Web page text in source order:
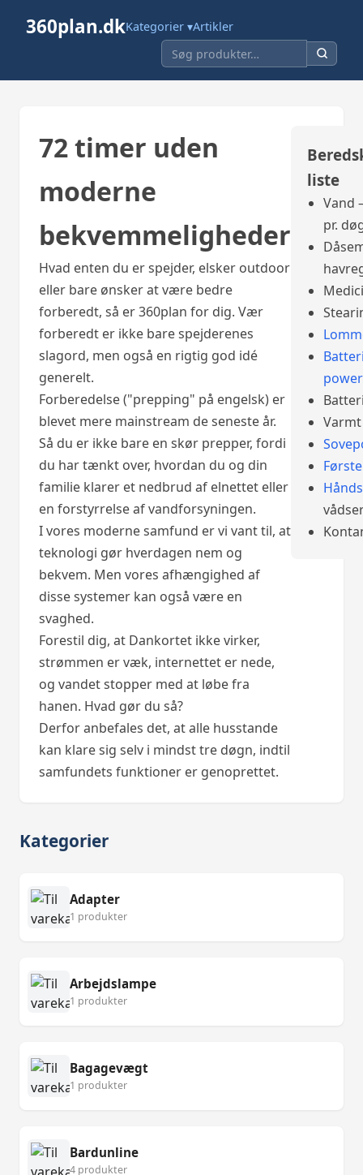
360plan.dkKategorier ▾Artikler
72 timer uden
moderne
bekvemmeligheder
Hvad enten du er spejder, elsker outdoor
eller bare ønsker at være bedre
forberedt, så er 360plan for dig. Vær
forberedt er ikke bare spejderenes
slagord, men også en rigtig god idé
generelt.
Forberedelse ("prepping" på engelsk) er
blevet mere mainstream de seneste år.
Så du er ikke bare en skør prepper, fordi
du har tænkt over, hvordan du og din
familie klarer et nedbrud af elnettet eller
en forstyrrelse af vandforsyningen.
I vores moderne samfund er vi vant til, at
teknologi gør hverdagen nem og
bekvem. Men vores afhængighed af
disse systemer kan også være en
svaghed.
Forestil dig, at Dankortet ikke virker,
strømmen er væk, internettet er nede,
og vandet stopper med at løbe fra
hanen. Hvad gør du så?
Derfor anbefales det, at alle husstande
kan klare sig selv i mindst tre døgn, indtil
samfundets funktioner er genoprettet.
liste
Vand
pr.
Kategorier
Adapter
1 produkter
Arbejdslampe
1 produkter
Bagagevægt
1 produkter
Bardunline
4 produkter